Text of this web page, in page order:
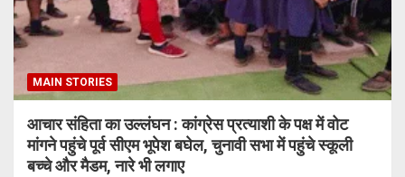
MAIN STORIES
आचार संहिता का उल्लंघन : कांग्रेस प्रत्याशी के पक्ष में वोट
मांगने पहुंचे पूर्व सीएम भूपेश बघेल, चुनावी सभा में पहुंचे स्कूली
बच्चे और मैडम, नारे भी लगाए